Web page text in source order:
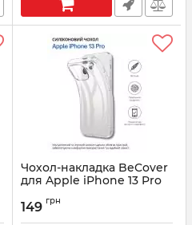
Чохол-накладка BeCover
для Apple iPhone 13 Pro
Артикул:
149 грн